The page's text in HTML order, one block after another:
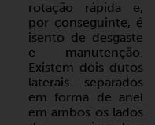
rotação rápida e,
por conseguinte, é
isento de desgaste
e manutenção.
Existem dois dutos
laterais separados
em forma de anel
em ambos os lados